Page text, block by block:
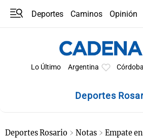
Deportes Caminos
Opinión
Lo Último Argentina Córdoba
Deportes
Deportes Rosario Notas Empate